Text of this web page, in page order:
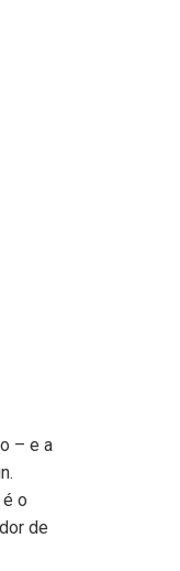
– e a
o
de